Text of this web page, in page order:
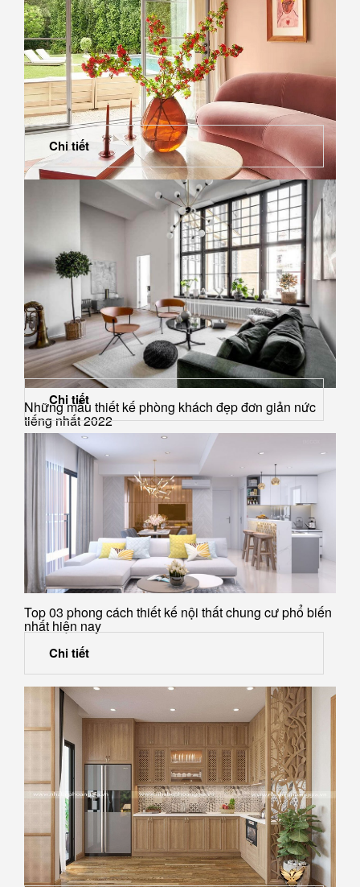
Xu hướng màu sắc nội thất 2023
Chi tiết
Những mẫu thiết kế phòng khách đẹp đơn giản nức
tiếng nhất 2022
Chi tiết
Top 03 phong cách thiết kế nội thất chung cư phổ biến
nhất hiện nay
Chi tiết